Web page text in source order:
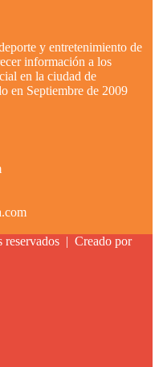
y entretenimiento de
información a los
en la ciudad de
en Septiembre de 2009
reservados | Creado por